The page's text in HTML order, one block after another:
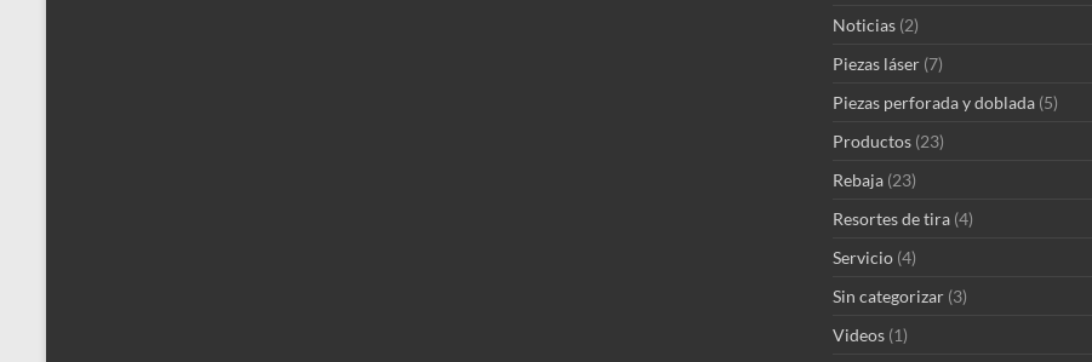
Noticias (2)
Piezas láser (7)
Piezas perforada y doblada (5)
Productos (23)
Rebaja (23)
Resortes de tira (4)
Servicio (4)
Sin categorizar (3)
Videos (1)